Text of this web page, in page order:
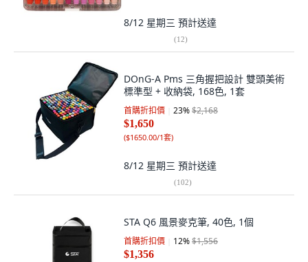
8/12 星期三 預計送達
(12)
DOnG-A Pms 三角握把設計 雙頭美術
標準型 + 收納袋, 168色, 1套
首購折扣價 23%$2,168
$1,650
($1650.00/1套)
8/12 星期三 預計送達
(102)
STA Q6 風景麥克筆, 40色, 1個
首購折扣價 12%$1,556
$1,356